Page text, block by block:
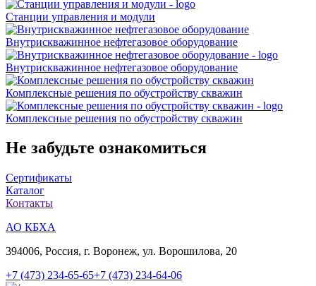
Станции управления и модули
Внутрискважинное нефтегазовое оборудование
Внутрискважинное нефтегазовое оборудование
Комплексные решения по обустройству скважин
Комплексные решения по обустройству скважин
Не забудьте ознакомиться
Сертификаты
Каталог
Контакты
АО КБХА
394006, Россия, г. Воронеж, ул. Ворошилова, 20
+7 (473) 234-65-65+7 (473) 234-64-06